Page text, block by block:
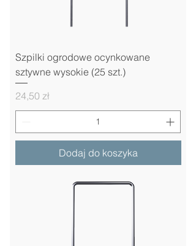
Szpilki ogrodowe ocynkowane
sztywne wysokie (25 szt.)
Cena
24,50 zł
Dodaj do koszyka